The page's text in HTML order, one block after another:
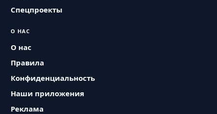
Спецпроекты
О НАС
О нас
Правила
Конфиденциальность
Наши приложения
Реклама